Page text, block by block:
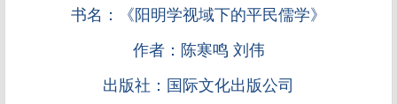
书名：《阳明学视域下的平民儒学》
作者： 陈寒鸣 刘伟
出版社 ： 国际文化出版公司